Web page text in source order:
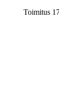
Toimitus